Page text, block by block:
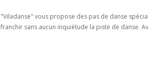
"Viladanse" vous propose des pas de danse
franchir sans aucun inquiétude la piste de danse.